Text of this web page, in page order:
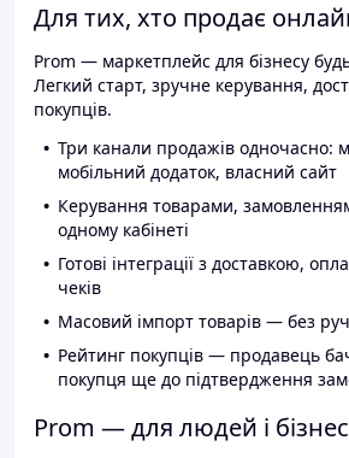
Для тих, хто продає
Prom — маркетплейс для бізнесу
Легкий старт, зручне керування,
покупців.
Три канали продажів одночасно:
мобільний додаток, власний сайт
Керування товарами,
одному кабінеті
Готові інтеграції з доставкою,
чеків
Масовий імпорт товарів — без
Рейтинг покупців — продавець
покупця ще до підтвердження
Prom — для людей і